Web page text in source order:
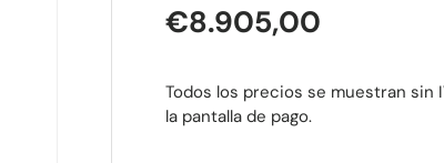
Precio normal
€8.905,00
Todos los precios se muestran sin
la pantalla de pago.